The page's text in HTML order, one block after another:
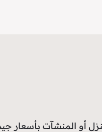
أو المنشآت بأسعار